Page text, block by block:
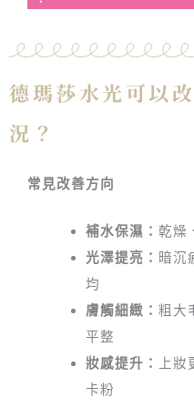
德瑪莎水光可以
況？
常見改善方向
補水保濕： 乾燥
光澤提亮： 暗沉
均
膚觸細緻： 粗大
平整
妝感提升：
上
卡粉